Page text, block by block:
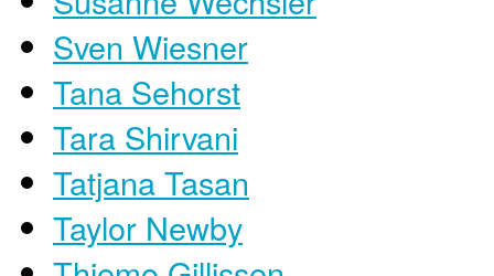
Sven Wiesner
Tana Sehorst
Tara Shirvani
Tatjana Tasan
Taylor Newby